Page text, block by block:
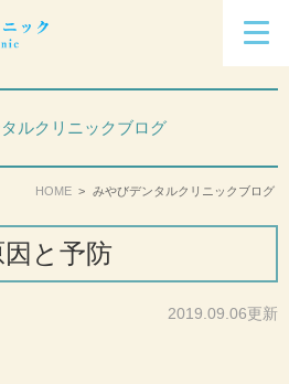
ルクリニックブログ
HOME みやびデンタルクリニックブログ
と予防
2019.09.06更新